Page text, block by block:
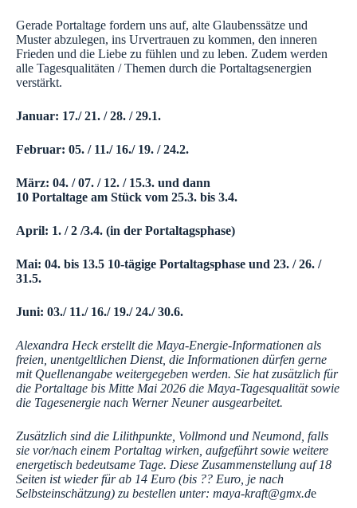
Gerade Portaltage fordern uns auf, alte Glaubenssätze und
Muster abzulegen, ins Urvertrauen zu kommen, den inneren
Frieden und die Liebe zu fühlen und zu leben. Zudem werden
alle Tagesqualitäten / Themen durch die Portaltagsenergien
verstärkt.
Januar: 17./ 21. / 28. / 29.1.
Februar: 05. / 11./ 16./ 19. / 24.2.
März: 04. / 07. / 12. / 15.3. und dann
10 Portaltage am Stück vom 25.3. bis 3.4.
April: 1. / 2 /3.4. (in der Portaltagsphase)
Mai: 04. bis 13.5 10-tägige Portaltagsphase und 23. / 26. /
31.5.
Juni: 03./ 11./ 16./ 19./ 24./ 30.6.
Alexandra Heck erstellt die Maya-Energie-Informationen als
freien, unentgeltlichen Dienst, die Informationen dürfen gerne
mit Quellenangabe weitergegeben werden. Sie hat zusätzlich für
die Portaltage bis Mitte Mai 2026 die Maya-Tagesqualität sowie
die Tagesenergie nach Werner Neuner ausgearbeitet.
Zusätzlich sind die Lilithpunkte, Vollmond und Neumond, falls
sie vor/nach einem Portaltag wirken, aufgeführt sowie weitere
energetisch bedeutsame Tage. Diese Zusammenstellung auf 18
Seiten ist wieder für ab 14 Euro (bis ?? Euro, je nach
Selbsteinschätzung) zu bestellen unter: maya-kraft@gmx.de